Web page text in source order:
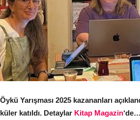
Yarışması 2025 kazananları
katıldı. Detaylar Kitap Magazin‘de…